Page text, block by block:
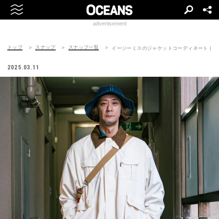
advertisement
トップ スナップ スナップ一覧 イージーミスのジャケットコーディネート |
2025.03.11